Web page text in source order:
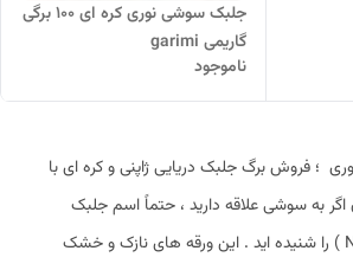
جلبک سوشی نوری کره ای 100 برگی
گاریمی garimi
ناموجود
؛ فروش برگ جلبک دریایی ژاپنی و کره‌ ای با
اگر به سوشی علاقه دارید ، حتماً اسم جلبک
سوشی یا نوری ( Nori ) را شنیده‌ اید . این ورقه‌ های نازک و خشک‌